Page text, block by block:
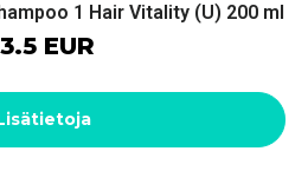
1 Hair Vitality (U) 200 ml
EUR